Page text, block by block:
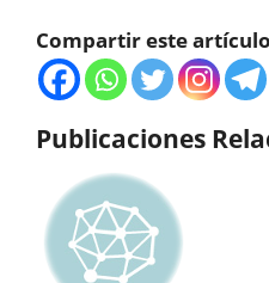
Compartir este artículo
Publicaciones